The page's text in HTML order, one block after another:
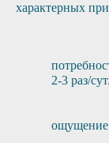
характерных
2-3 раз/
ощущение